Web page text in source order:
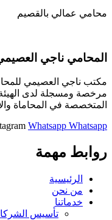
محامي عمالي بالقصيم
المحامي ناجي
مكتب ناجي العصيمي
مرخصة ومسجلة لدى الهيئة
المتخصصة في المحاماة
Whatsapp Whatsapp
روابط مهمة
الرئيسية
من نحن
خدماتنا
تأسيس